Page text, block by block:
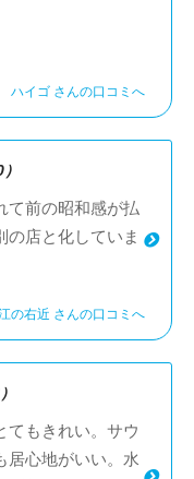
ハイゴ さんの口コミへ
て前の昭和感が払
の店と化していま
の右近 さんの口コミへ
てもきれい。サウ
居心地がいい。水